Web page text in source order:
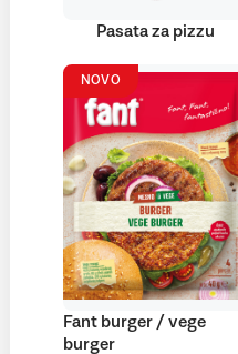
Pasata za pizzu
NOVO
Fant burger / vege
burger